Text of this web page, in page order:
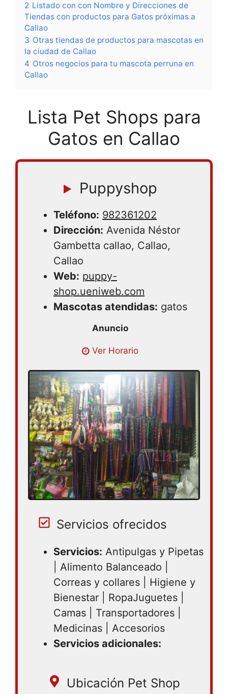
2 Listado con con Nombre y Direcciones de
Tiendas con productos para Gatos próximas a
Callao
3 Otras tiendas de productos para mascotas en
la ciudad de Callao
4 Otros negocios para tu mascota perruna en
Callao
Lista Pet Shops para
Gatos en Callao
Puppyshop
Teléfono: 982361202
Dirección: Avenida Néstor
Gambetta callao, Callao,
Callao
Web: puppy-
shop.ueniweb.com
Mascotas atendidas: gatos
Lunes 08:30 – 16:00 | Martes 08:30 –
08:30 – 16:00 | Viernes 08:30 – 16:00 |
Sabado 08:30 – 16:00
Ver Horario
Servicios ofrecidos
Servicios: Antipulgas y Pipetas
| Alimento Balanceado |
Correas y collares | Higiene y
Bienestar | RopaJuguetes |
Camas | Transportadores |
Medicinas | Accesorios
Servicios adicionales:
Ubicación Pet Shop